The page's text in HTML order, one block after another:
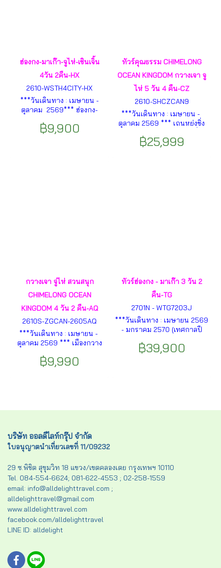
ฮ่องกง-มาเก๊า-จูไห่-เซินเจิ้น
4วัน 2คืน-HX
2610-WSTH4CITY-HX
***วันเดินทาง : เมษายน -
ตุลาคม 2569*** ฮ่องกง-
ปอล-เซนาโด้สแควร์-วัดเจ้าแม่
฿9,900
ทัวร์คุณธรรม CHIMELONG
OCEAN KINGDOM กวางเจา จู
ไห่ 5 วัน 4 คืน-CZ
2610-SHCZCAN9
***วันเดินทาง : เมษายน -
ตุลาคม 2569 *** เถนหย่งชิ่ง
CHIMELONG OCEAN
฿25,999
กวางเจา จู่ไห่ สวนสนุก
CHIMELONG OCEAN
KINGDOM 4 วัน 2 คืน-AQ
2610S-ZGCAN-2605AQ
***วันเดินทาง : เมษายน -
ตุลาคม 2569 *** เมืองกวาง
Kingdom - เมืองจูไห่ - จูไห่ฟิช
฿9,990
ทัวร์ฮ่องกง - มาเก๊า 3 วัน 2
คืน-TG
2701N - WTG7203J
***วันเดินทาง : เมษายน 2569
- มกราคม 2570 (เทศกาลปี
โลอาน – เกาะลันเตา – จิมซา
฿39,900
บริษัท ออลดีไลท์กรุ๊ป จำกัด
ใบอนุญาตนำเที่ยวเลขที่ 11/09232
29 ซ.พิชิต สุขุมวิท 18 แขวง/เขตคลองเตย กรุงเทพฯ 10110
Tel. 084-554-6624; 081-622-4553 ; 02-258-1559
email: info@alldelighttravel.com ;
alldelighttravel@gmail.com
www.alldelighttravel.com
facebook.com/alldelighttravel
LINE ID: alldelight